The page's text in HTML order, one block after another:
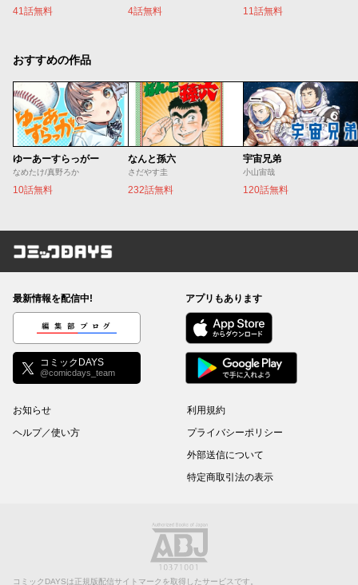
41話無料 4話無料 11話無料
おすすめの作品
ゆーあーすらっがー
なめたけ/真野ろか
10話無料
なんと孫六
さだやす圭
232話無料
宇宙兄弟
小山宙哉
120話無料
コミックDAYS
最新情報を配信中!
編集部ブログ
コミックDAYS
@comicdays_team
アプリもあります
お知らせ
ヘルプ／使い方
利用規約
プライバシーポリシー
外部送信について
特定商取引法の表示
コミックDAYSは正規版配信サイトマークを取得したサービスです。